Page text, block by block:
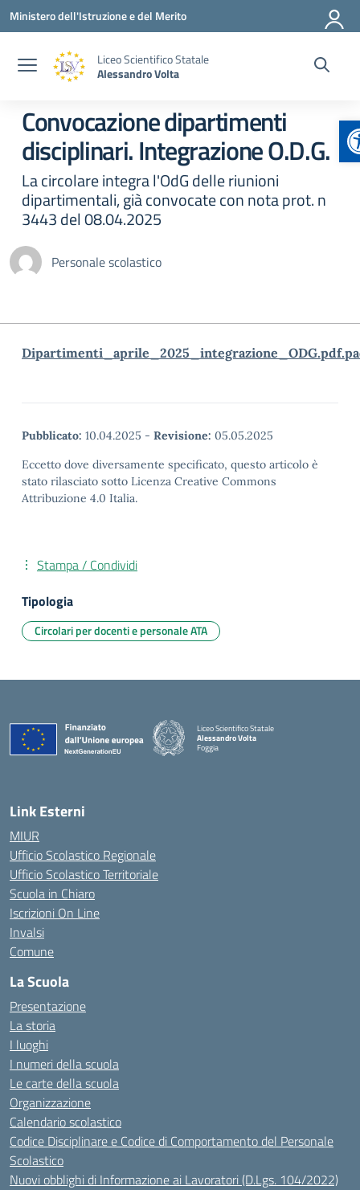
Vai ai contenuti
Vai al menu di navigazione
Vai al footer
Ministero dell'Istruzione e del Merito
Liceo Scientifico Statale
Alessandro Volta
Convocazione dipartimenti
disciplinari. Integrazione O.D.G.
La circolare integra l'OdG delle riunioni
dipartimentali, già convocate con nota prot. n
3443 del 08.04.2025
Personale scolastico
Pubblicato: 10.04.2025 - Revisione: 05.05.2025
Eccetto dove diversamente specificato, questo articolo è
stato rilasciato sotto Licenza Creative Commons
Attribuzione 4.0 Italia.
Stampa / Condividi
Tipologia
Circolari per docenti e personale ATA
Liceo Scientifico Statale
Alessandro Volta
Foggia
— Visita la pagina iniziale della scuola
Link Esterni
MIUR
Ufficio Scolastico Regionale
Ufficio Scolastico Territoriale
Scuola in Chiaro
Iscrizioni On Line
Invalsi
Comune
La Scuola
Presentazione
La storia
I luoghi
I numeri della scuola
Le carte della scuola
Organizzazione
Calendario scolastico
Codice Disciplinare e Codice di Comportamento del Personale
Scolastico
Nuovi obblighi di Informazione ai Lavoratori (D.Lgs. 104/2022)